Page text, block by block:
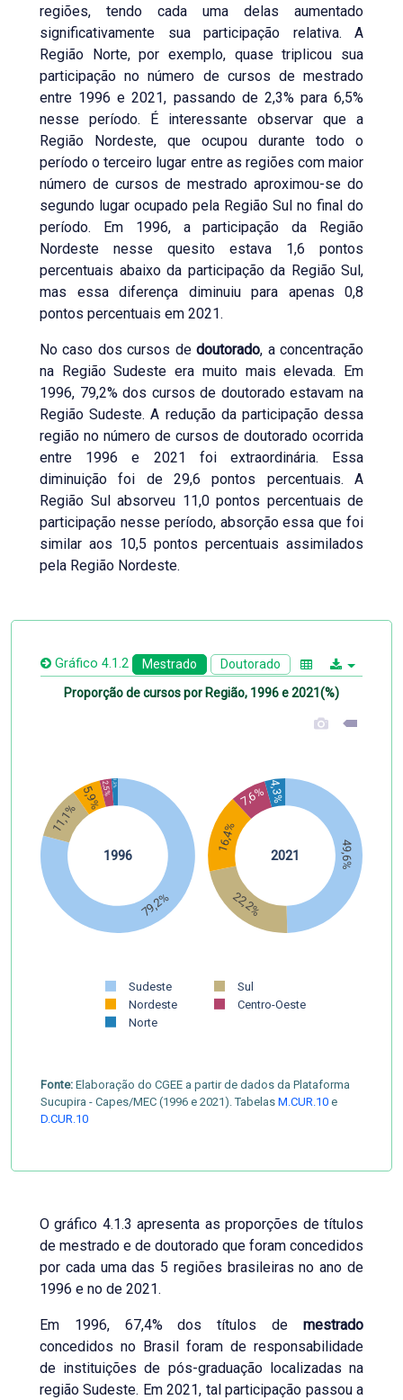
regiões, tendo cada uma delas aumentado
significativamente sua participação relativa. A
Região Norte, por exemplo, quase triplicou sua
participação no número de cursos de mestrado
entre 1996 e 2021, passando de 2,3% para 6,5%
nesse período. É interessante observar que a
Região Nordeste, que ocupou durante todo o
período o terceiro lugar entre as regiões com maior
número de cursos de mestrado aproximou-se do
segundo lugar ocupado pela Região Sul no final do
período. Em 1996, a participação da Região
Nordeste nesse quesito estava 1,6 pontos
percentuais abaixo da participação da Região Sul,
mas essa diferença diminuiu para apenas 0,8
pontos percentuais em 2021.
No caso dos cursos dedoutorado, a concentração
na Região Sudeste era muito mais elevada. Em
1996, 79,2% dos cursos de doutorado estavam na
Região Sudeste. A redução da participação dessa
região no número de cursos de doutorado ocorrida
entre 1996 e 2021 foi extraordinária. Essa
diminuição foi de 29,6 pontos percentuais. A
Região Sul absorveu 11,0 pontos percentuais de
participação nesse período, absorção essa que foi
similar aos 10,5 pontos percentuais assimilados
pela Região Nordeste.
Gráfico 4.1.2 Mestrado Doutorado
Proporção de cursos por Região, 1996 e 2021(%)
79,2%
11,1%
5,9%2,5%1,3%
49,6%
22,2%
16,4%
7,6%4,3%
Sudeste
Sul
Nordeste
Centro-Oeste
Norte
1996 2021
Fonte: Elaboração do CGEE a partir de dados da Plataforma
Sucupira - Capes/MEC (1996 e 2021). Tabelas M.CUR.10 e
D.CUR.10
O gráfico 4.1.3 apresenta as proporções de títulos
de mestrado e de doutorado que foram concedidos
por cada uma das 5 regiões brasileiras no ano de
1996 e no de 2021.
Em 1996, 67,4% dos títulos de mestrado
concedidos no Brasil foram de responsabilidade
de instituições de pós-graduação localizadas na
região Sudeste. Em 2021, tal participação passou a